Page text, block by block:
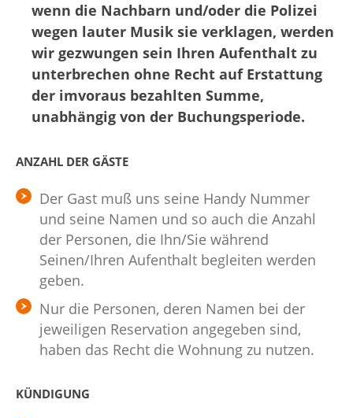
wenn die Nachbarn und/oder die Polizei
wegen lauter Musik sie verklagen, werden
wir gezwungen sein Ihren Aufenthalt zu
unterbrechen ohne Recht auf Erstattung
der imvoraus bezahlten Summe,
unabhängig von der Buchungsperiode.
ANZAHL DER GÄSTE
Der Gast muß uns seine Handy Nummer
und seine Namen und so auch die Anzahl
der Personen, die Ihn/Sie während
Seinen/Ihren Aufenthalt begleiten werden
geben.
Nur die Personen, deren Namen bei der
jeweiligen Reservation angegeben sind,
haben das Recht die Wohnung zu nutzen.
KÜNDIGUNG